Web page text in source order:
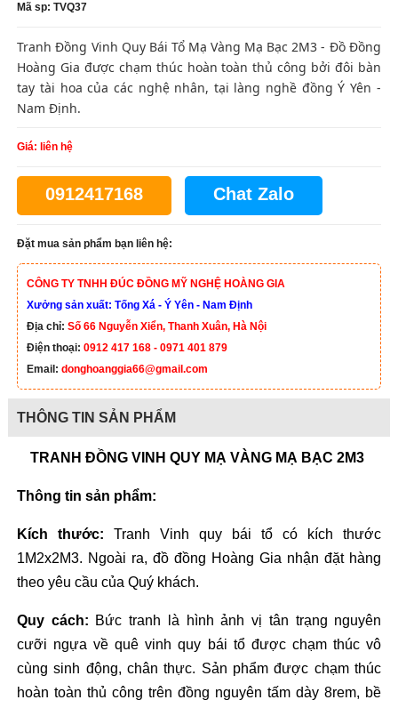
Mã sp: TVQ37
Tranh Đồng Vinh Quy Bái Tổ Mạ Vàng Mạ Bạc 2M3 - Đồ Đồng
Hoàng Gia được chạm thúc hoàn toàn thủ công bởi đôi bàn
tay tài hoa của các nghệ nhân, tại làng nghề đồng Ý Yên -
Nam Định.
Giá: liên hệ
0912417168 Chat Zalo
Đặt mua sản phẩm bạn liên hệ:
CÔNG TY TNHH ĐÚC ĐỒNG MỸ NGHỆ HOÀNG GIA
Xưởng sản xuất: Tống Xá - Ý Yên - Nam Định
Địa chỉ:Số 66 Nguyễn Xiển, Thanh Xuân, Hà Nội
Điện thoại:0912 417 168 - 0971 401 879
Email:donghoanggia66@gmail.com
THÔNG TIN SẢN PHẨM
TRANH ĐỒNG VINH QUY MẠ VÀNG MẠ BẠC 2M3
Thông tin sản phẩm:
Kích thước: Tranh Vinh quy bái tổ có kích thước
1M2x2M3. Ngoài ra, đồ đồng Hoàng Gia nhận đặt hàng
theo yêu cầu của Quý khách.
Quy cách: Bức tranh là hình ảnh vị tân trạng nguyên
cưỡi ngựa về quê vinh quy bái tổ được chạm thúc vô
cùng sinh động, chân thực. Sản phẩm được chạm thúc
hoàn toàn thủ công trên đồng nguyên tấm dày 8rem, bề